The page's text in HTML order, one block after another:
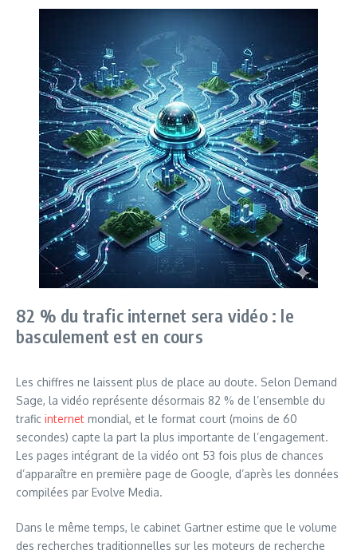
82 % du trafic internet sera vidéo : le
basculement est en cours
Les chiffres ne laissent plus de place au doute. Selon Demand
Sage, la vidéo représente désormais 82 % de l’ensemble du
trafic internet mondial, et le format court (moins de 60
secondes) capte la part la plus importante de l’engagement.
Les pages intégrant de la vidéo ont 53 fois plus de chances
d’apparaître en première page de Google, d’après les données
compilées par Evolve Media.
Dans le même temps, le cabinet Gartner estime que le volume
des recherches traditionnelles sur les moteurs de recherche